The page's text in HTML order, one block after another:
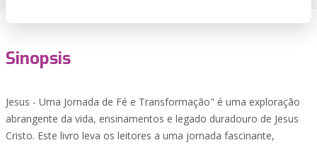
Sinopsis
Jesus - Uma Jornada de Fé e Transformação" é uma exploração
abrangente da vida, ensinamentos e legado duradouro de Jesus
Cristo. Este livro leva os leitores a uma jornada fascinante,